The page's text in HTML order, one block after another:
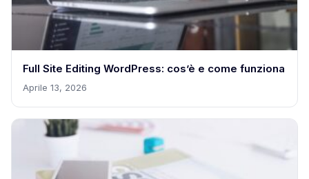
Full Site Editing WordPress: cos’è e come funziona
Aprile 13, 2026